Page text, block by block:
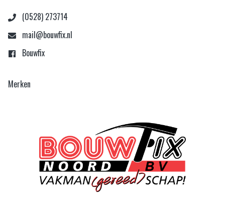
(0528) 273714
mail@bouwfix.nl
Bouwfix
Merken